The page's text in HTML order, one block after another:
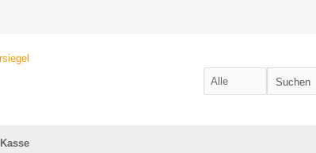
Kasse